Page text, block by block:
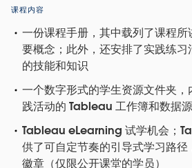
课程内容
一份课程手册，其中载列了课程
要概念；此外，还安排了实践练
的技能和知识
一个数字形式的学生资源文件夹
践活动的 Tableau 工作簿和数据源
Tableau eLearning 试学机会；
供了可自定节奏的引导式学习路
徽章（仅限公开课堂的学员）